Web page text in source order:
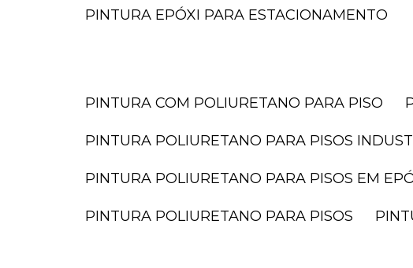
PINTURA EPÓXI PARA ESTACIONAMENTO
PINTURA COM POLIURETANO PARA PISO
PINTURA POLIURETANO PARA PISOS
PINTURA POLIURETANO PARA PISOS EM
PINTURA POLIURETANO PARA PISOS